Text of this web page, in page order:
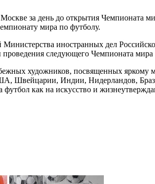
за день до открытия Чемпионата
мира по футболу.
иностранных дел
следующего Чемпионата
художников, посвященных
Индии, Нидерландов,
как на искусство и